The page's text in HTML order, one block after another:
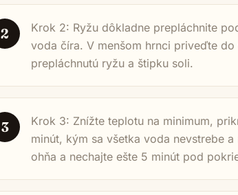
2
Krok 2: Ryžu dôkladne prepláchnite
voda číra. V menšom hrnci priveďte
prepláchnutú ryžu a štipku soli.
3
Krok 3: Znížte teplotu na minimum,
minút, kým sa všetka voda nevstrebe
ohňa a nechajte ešte 5 minút pod